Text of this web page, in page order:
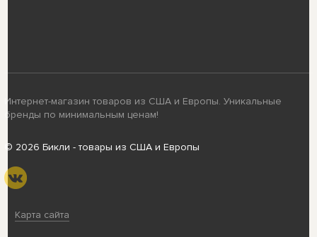
Интернет-магазин товаров из США и Европы. Уникальные
бренды по минимальным ценам!
© 2026 Бикли - товары из США и Европы
Карта сайта